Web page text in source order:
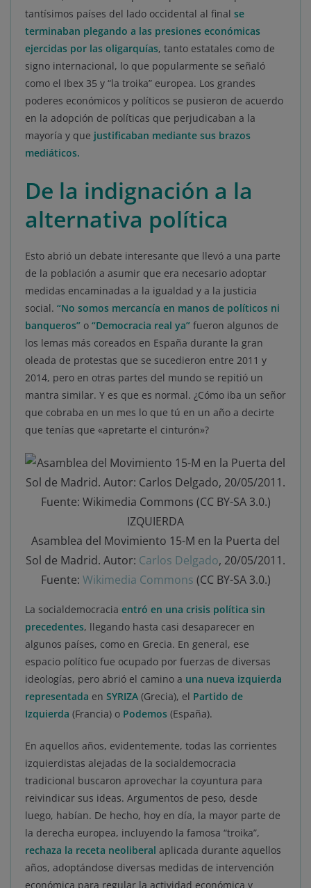
tantísimos países del lado occidental al final se
terminaban plegando a las presiones económicas
ejercidas por las oligarquías, tanto estatales como de
signo internacional, lo que popularmente se señaló
como el Ibex 35 y “la troika” europea. Los grandes
poderes económicos y políticos se pusieron de acuerdo
en la adopción de políticas que perjudicaban a la
mayoría y que justificaban mediante sus brazos
mediáticos.
De la indignación a la
alternativa política
Esto abrió un debate interesante que llevó a una parte
de la población a asumir que era necesario adoptar
medidas encaminadas a la igualdad y a la justicia
social. “No somos mercancía en manos de políticos ni
banqueros” o “Democracia real ya” fueron algunos de
los lemas más coreados en España durante la gran
oleada de protestas que se sucedieron entre 2011 y
2014, pero en otras partes del mundo se repitió un
mantra similar. Y es que es normal. ¿Cómo iba un señor
que cobraba en un mes lo que tú en un año a decirte
que tenías que «apretarte el cinturón»?
Asamblea del Movimiento 15-M en la Puerta del
Sol de Madrid. Autor: Carlos Delgado, 20/05/2011.
Fuente: Wikimedia Commons (CC BY-SA 3.0.)
La socialdemocracia entró en una crisis política sin
precedentes, llegando hasta casi desaparecer en
algunos países, como en Grecia. En general, ese
espacio político fue ocupado por fuerzas de diversas
ideologías, pero abrió el camino a una nueva izquierda
representada en SYRIZA (Grecia), el Partido de
Izquierda (Francia) o Podemos (España).
En aquellos años, evidentemente, todas las corrientes
izquierdistas alejadas de la socialdemocracia
tradicional buscaron aprovechar la coyuntura para
reivindicar sus ideas. Argumentos de peso, desde
luego, habían. De hecho, hoy en día, la mayor parte de
la derecha europea, incluyendo la famosa “troika”,
rechaza la receta neoliberal aplicada durante aquellos
años, adoptándose diversas medidas de intervención
económica para regular la actividad económica y